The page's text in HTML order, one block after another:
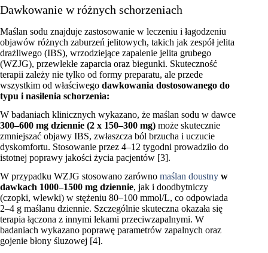
Dawkowanie w różnych schorzeniach
Maślan sodu znajduje zastosowanie w leczeniu i łagodzeniu
objawów różnych zaburzeń jelitowych, takich jak zespół jelita
drażliwego (IBS), wrzodziejące zapalenie jelita grubego
(WZJG), przewlekłe zaparcia oraz biegunki. Skuteczność
terapii zależy nie tylko od formy preparatu, ale przede
wszystkim od właściwego dawkowania dostosowanego do
typu i nasilenia schorzenia:
W badaniach klinicznych wykazano, że maślan sodu w dawce
300–600 mg dziennie (2 x 150–300 mg) może skutecznie
zmniejszać objawy IBS, zwłaszcza ból brzucha i uczucie
dyskomfortu. Stosowanie przez 4–12 tygodni prowadziło do
istotnej poprawy jakości życia pacjentów [3].
W przypadku WZJG stosowano zarówno maślan doustny w
dawkach 1000–1500 mg dziennie, jak i doodbytniczy
(czopki, wlewki) w stężeniu 80–100 mmol/L, co odpowiada
2–4 g maślanu dziennie. Szczególnie skuteczna okazała się
terapia łączona z innymi lekami przeciwzapalnymi. W
badaniach wykazano poprawę parametrów zapalnych oraz
gojenie błony śluzowej [4].